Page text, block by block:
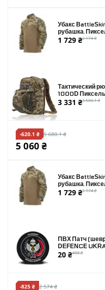
Убакс
рубашка.
1 729 ₴2 174 ₴
Тактический
1000D Пиксель
3 331 ₴3 506.1 ₴
-620.1 ₴ 5 680.1 ₴
5 060 ₴
Убакс
рубашка.
1 729 ₴2 174 ₴
ПВХ Патч
DEFENCE
20 ₴400 ₴
-825 ₴ 2 574 ₴